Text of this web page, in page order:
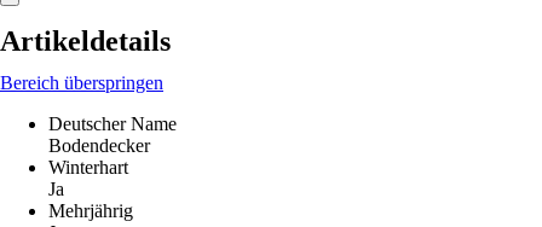
Artikeldetails
Bereich überspringen
Deutscher Name
Bodendecker
Winterhart
Ja
Mehrjährig